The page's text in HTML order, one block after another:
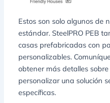
Estos son solo algunos de
estándar. SteelPRO PEB
casas prefabricadas con
personalizables.
obtener más detalles
personalizar una solución
específicas.